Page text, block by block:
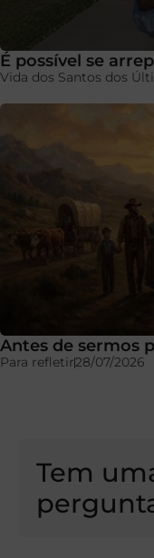
É possível se
Vida dos Santos dos
Antes de sermos
Para refletir28/07/2026
Tem